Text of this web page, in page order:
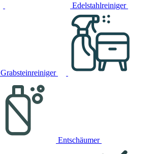
Edelstahlreiniger
Grabsteinreiniger
Entschäumer